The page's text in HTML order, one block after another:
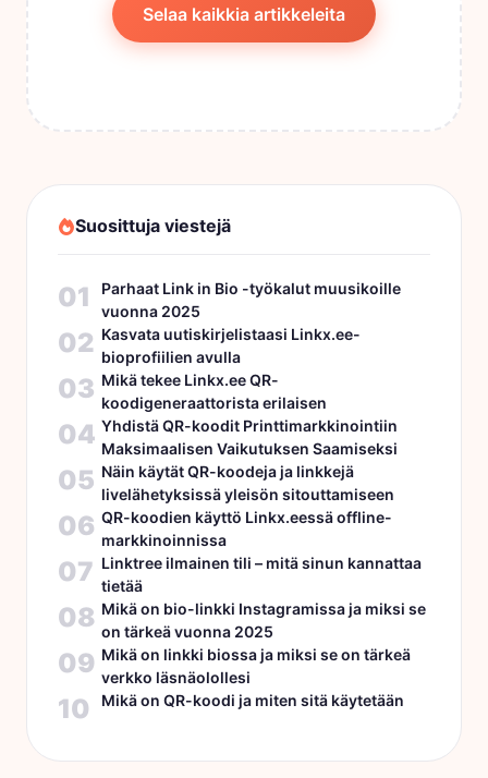
Selaa kaikkia artikkeleita
Suosittuja viestejä
01
Parhaat Link in Bio -työkalut muusikoille
vuonna 2025
02 Kasvata uutiskirjelistaasi Linkx.ee-
bioprofiilien avulla
03 Mikä tekee Linkx.ee QR-
koodigeneraattorista erilaisen
04 Yhdistä QR-koodit Printtimarkkinointiin
Maksimaalisen Vaikutuksen Saamiseksi
05 Näin käytät QR-koodeja ja linkkejä
livelähetyksissä yleisön sitouttamiseen
06 QR-koodien käyttö Linkx.eessä offline-
markkinoinnissa
07 Linktree ilmainen tili – mitä sinun kannattaa
tietää
08 Mikä on bio-linkki Instagramissa ja miksi se
on tärkeä vuonna 2025
09 Mikä on linkki biossa ja miksi se on tärkeä
verkko läsnäolollesi
10 Mikä on QR-koodi ja miten sitä käytetään